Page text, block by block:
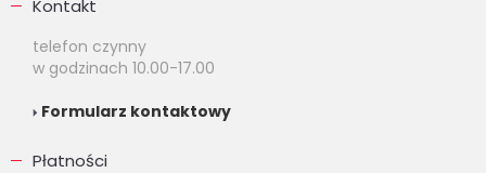
Kontakt
telefon czynny
w godzinach 10.00-17.00
Formularz kontaktowy
Płatności